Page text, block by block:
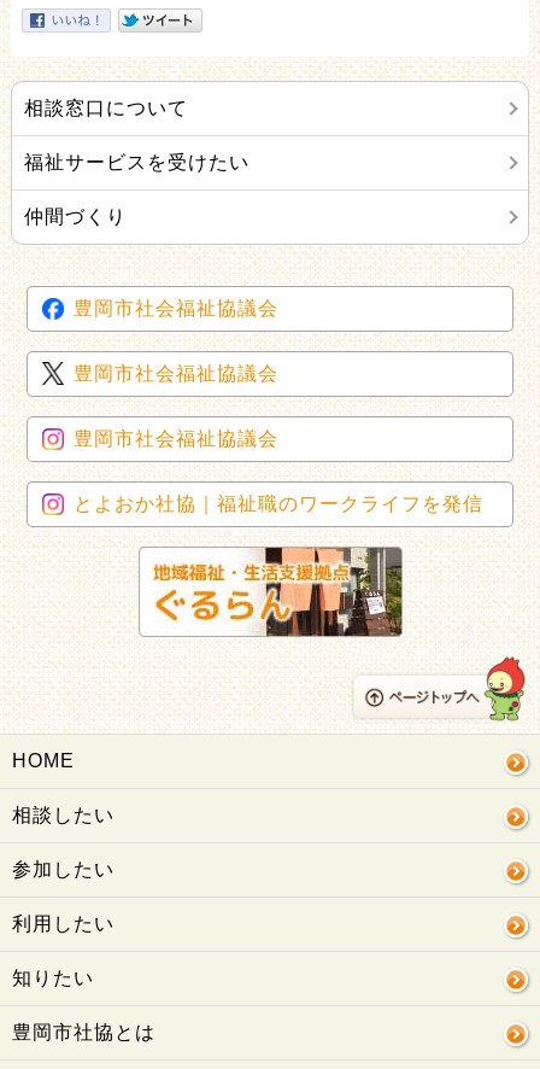
相談窓口について
福祉サービスを受けたい
仲間づくり
豊岡市社会福祉協議会
豊岡市社会福祉協議会
豊岡市社会福祉協議会
とよおか社協｜福祉職のワークライフを発信
HOME
相談したい
参加したい
利用したい
知りたい
豊岡市社協とは